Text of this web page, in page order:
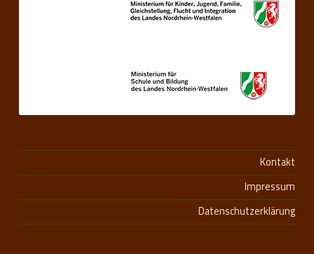
Kontakt
Impressum
Datenschutzerklärung